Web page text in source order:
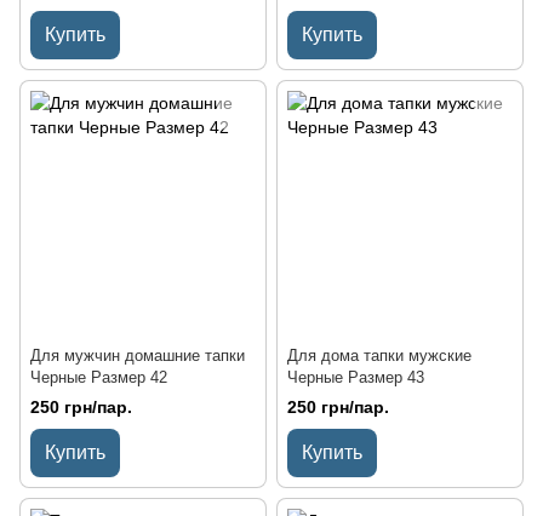
Купить Купить
Для мужчин домашние тапки
Черные Размер 42
250 грн/пар.
Купить
Для дома тапки мужские
Черные Размер 43
250 грн/пар.
Купить